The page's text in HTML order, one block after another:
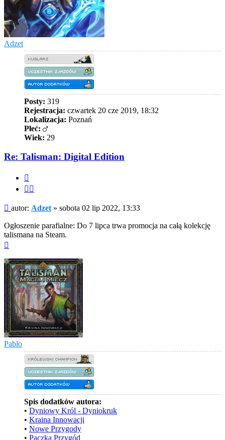
Adzet
Posty: 319
Rejestracja: czwartek 20 cze 2019, 18:32
Lokalizacja: Poznań
Płeć:
Wiek: 29
Re: Talisman: Digital Edition
Post
autor: Adzet » sobota 02 lip 2022, 13:33
Ogłoszenie parafialne: Do 7 lipca trwa promocja na całą kolekcję
talismana na Steam.
Pablo
Spis dodatków autora:
• Dyniowy Król - Dyniokruk
• Kraina Innowacji
• Nowe Przygody
• Paczka Przygód